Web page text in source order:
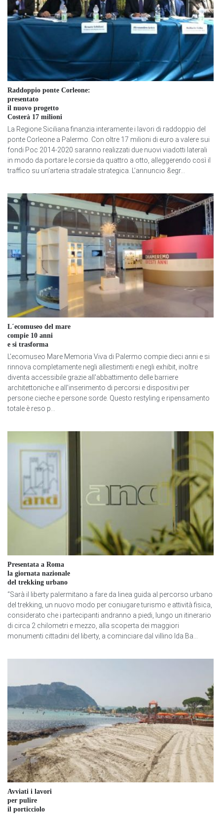
Raddoppio ponte Corleone:
presentato
il nuovo progetto
Costerà 17 milioni
La Regione Siciliana finanzia interamente i lavori di raddoppio del
ponte Corleone a Palermo. Con oltre 17 milioni di euro a valere sui
fondi Poc 2014-2020 saranno realizzati due nuovi viadotti laterali
in modo da portare le corsie da quattro a otto, alleggerendo così il
traffico su un’arteria stradale strategica. L’annuncio &egr...
L´ecomuseo del mare
compie 10 anni
e si trasforma
L'ecomuseo Mare Memoria Viva di Palermo compie dieci anni e si
rinnova completamente negli allestimenti e negli exhibit, inoltre
diventa accessibile grazie all'abbattimento delle barriere
architettoniche e all'inserimento di percorsi e dispositivi per
persone cieche e persone sorde. Questo restyling e ripensamento
totale è reso p...
Presentata a Roma
la giornata nazionale
del trekking urbano
“Sarà il liberty palermitano a fare da linea guida al percorso urbano
del trekking, un nuovo modo per coniugare turismo e attività fisica,
considerato che i partecipanti andranno a piedi, lungo un itinerario
di circa 2 chilometri e mezzo, alla scoperta dei maggiori
monumenti cittadini del liberty, a cominciare dal villino Ida Ba...
Avviati i lavori
per pulire
il porticciolo